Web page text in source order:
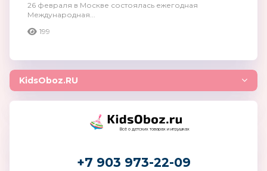
26 февраля в Москве состоялась ежегодная
Международная...
199
KidsOboz.RU
Всё о детских товарах и игрушках
+7 903 973-22-09